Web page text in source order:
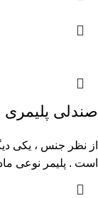
صندلی پلیمری
از نظر جنس ، یکی
است . پلیمر نوعی